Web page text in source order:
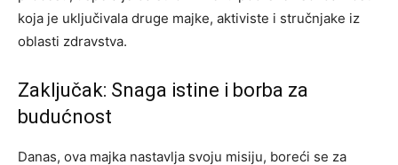
koja je uključivala druge majke, aktiviste i stručnjake iz
oblasti zdravstva.
Zaključak: Snaga istine i borba za
budućnost
Danas, ova majka nastavlja svoju misiju, boreći se za